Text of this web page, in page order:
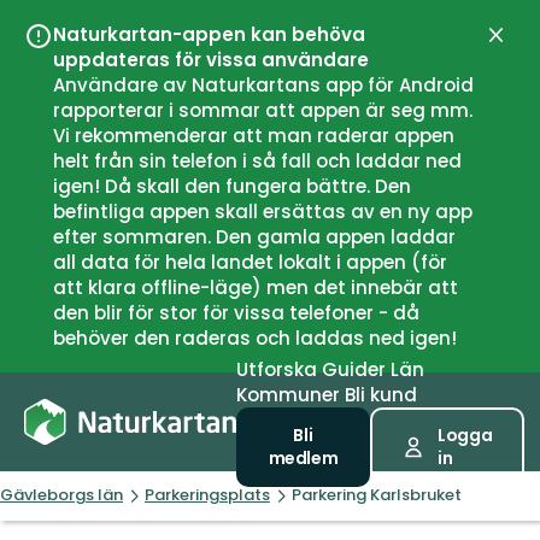
Naturkartan-appen kan behöva
uppdateras för vissa användare
Användare av Naturkartans app för Android
rapporterar i sommar att appen är seg mm.
Vi rekommenderar att man raderar appen
helt från sin telefon i så fall och laddar ned
igen! Då skall den fungera bättre. Den
befintliga appen skall ersättas av en ny app
efter sommaren. Den gamla appen laddar
all data för hela landet lokalt i appen (för
att klara offline-läge) men det innebär att
den blir för stor för vissa telefoner - då
behöver den raderas och laddas ned igen!
UtforskaGuiderLän
Kommuner Bli kund
Bli
medlem
Logga
in
Gävleborgs län Parkeringsplats Parkering Karlsbruket